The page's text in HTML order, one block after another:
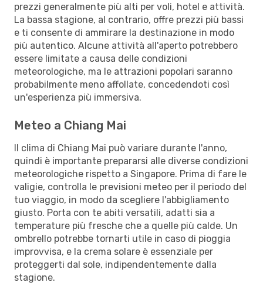
prezzi generalmente più alti per voli, hotel e attività.
La bassa stagione, al contrario, offre prezzi più bassi
e ti consente di ammirare la destinazione in modo
più autentico. Alcune attività all'aperto potrebbero
essere limitate a causa delle condizioni
meteorologiche, ma le attrazioni popolari saranno
probabilmente meno affollate, concedendoti così
un'esperienza più immersiva.
Meteo a Chiang Mai
Il clima di Chiang Mai può variare durante l'anno,
quindi è importante prepararsi alle diverse condizioni
meteorologiche rispetto a Singapore. Prima di fare le
valigie, controlla le previsioni meteo per il periodo del
tuo viaggio, in modo da scegliere l'abbigliamento
giusto. Porta con te abiti versatili, adatti sia a
temperature più fresche che a quelle più calde. Un
ombrello potrebbe tornarti utile in caso di pioggia
improvvisa, e la crema solare è essenziale per
proteggerti dal sole, indipendentemente dalla
stagione.